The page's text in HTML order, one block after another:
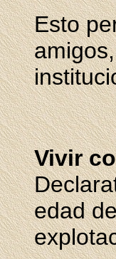
Esto
Vivir
edad